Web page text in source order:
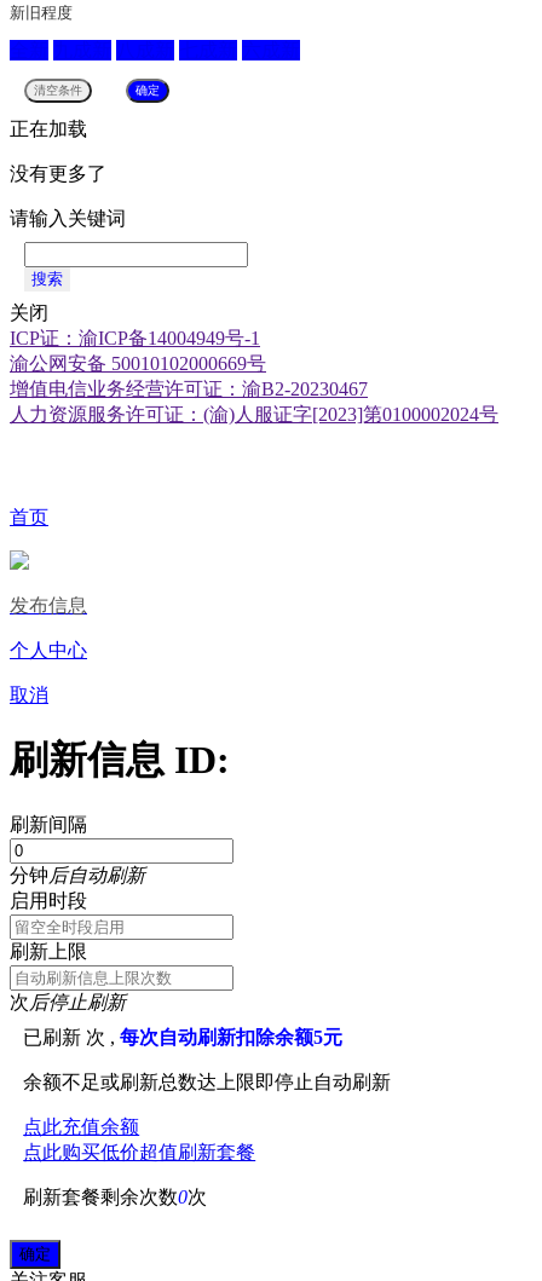
新旧程度
正在加载
没有更多了
请输入关键词
搜索
关闭
ICP证：渝ICP备14004949号-1
渝公网安备 50010102000669号
增值电信业务经营许可证：渝B2-20230467
人力资源服务许可证：(渝)人服证字[2023]第0100002024号
首页
发布信息
个人中心
取消
刷新信息 ID:
刷新间隔
分钟后自动刷新
启用时段
刷新上限
次后停止刷新
已刷新 次 ,每次自动刷新扣除余额5元
余额不足或刷新总数达上限即停止自动刷新
点此充值余额
点此购买低价超值刷新套餐
刷新套餐剩余次数0次